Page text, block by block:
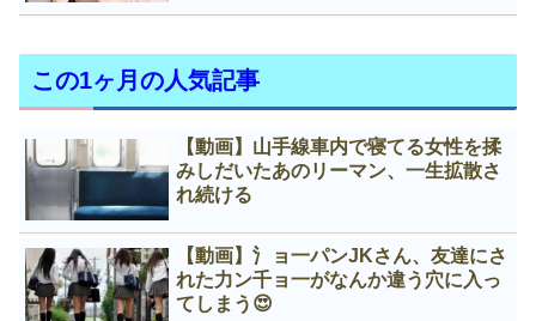
この1ヶ月の人気記事
【動画】山手線車内で寝てる女性を揉
みしだいたあのリーマン、一生拡散さ
れ続ける
【動画】氵ョ一パンJKさん、友達にさ
れた力ン千ョ一がなんか違う穴に入っ
てしまう😍